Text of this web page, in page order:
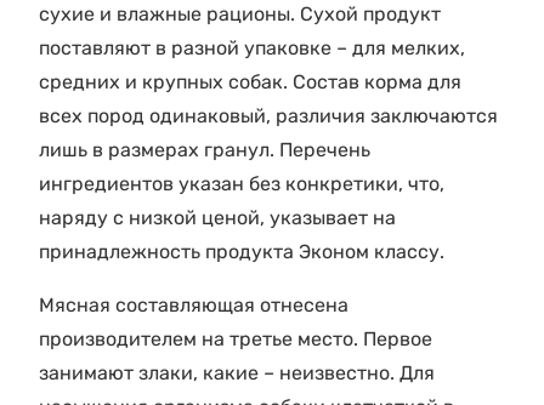
сухие и влажные рационы. Сухой продукт
поставляют в разной упаковке – для мелких,
средних и крупных собак. Состав корма для
всех пород одинаковый, различия заключаются
лишь в размерах гранул. Перечень
ингредиентов указан без конкретики, что,
наряду с низкой ценой, указывает на
принадлежность продукта Эконом классу.
Мясная составляющая отнесена
производителем на третье место. Первое
занимают злаки, какие – неизвестно. Для